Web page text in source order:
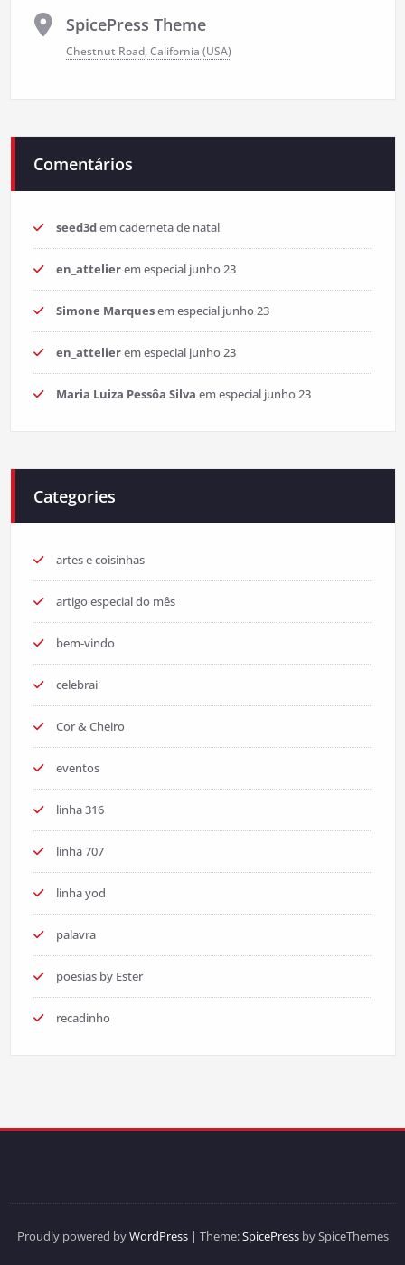
SpicePress Theme
Chestnut Road, California (USA)
Comentários
seed3demcaderneta de natal
en_attelieremespecial junho 23
Simone Marquesemespecial junho 23
en_attelieremespecial junho 23
Maria Luiza Pessôa Silva emespecial junho 23
Categories
artes e coisinhas
artigo especial do mês
bem-vindo
celebrai
Cor & Cheiro
eventos
linha 316
linha 707
linha yod
palavra
poesias by Ester
recadinho
Proudly powered byWordPress| Theme:SpicePressby SpiceThemes